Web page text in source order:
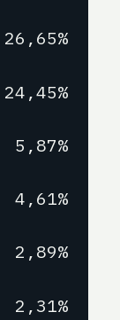
26,65%
24,45%
5,87%
4,61%
2,89%
2,31%